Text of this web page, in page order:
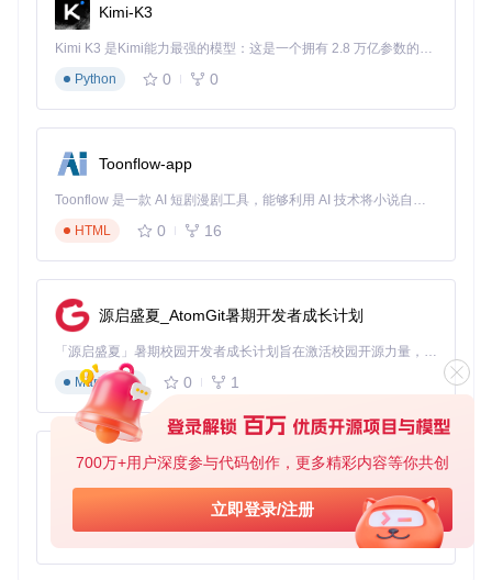
700万+用户深度参与代码创作，更多精彩内容等你共创
立即登录/注册
模块化设计确保了功能扩展的灵活性，特别是在支持新的更新
协议方面。该工具还采用增量扫描技术，首次扫描后仅检查变
化的应用状态，将后续扫描时间缩短60%，有效提升了长期使
用户常见问题解答
问：Latest如何处理不同来源应用的更新权限？
用，将引导用户到官方商店完成更新；第三方应用则通过其原
答：是的，用户可以在设置中为指定应用启用"忽略更新"选
项，系统将不再提示该应用的版本更新，同时保留在已安装应
用列表中以便后续管理。
问：如何在多台设备间同步更新设置？
答：Latest支持通过iCloud同步更新偏好设置，用户只需在所
有设备上登录相同Apple ID，即可保持一致的更新管理策略，
特别适合多设备用户。
通过Latest，用户可以构建高效的macOS应用更新管理流程，
减少系统维护时间，同时确保软件始终处于安全、最新的状
态。其开源特性也为技术爱好者提供了自定义扩展的可能，进
一步增强了工具的实用性与适应性。
Kimi-K3
Kimi K3 是Kimi能力最强的模型：这是一个拥有 2.8 万亿参数的混合专家（MoE）模型，具备原生视觉理解能力，并支持 100 万 token 的上下文窗口。
Python
0 0
Toonflow-app
Toonflow 是一款 AI 短剧漫剧工具，能够利用 AI 技术将小说自动转化为剧本，并结合 AI 生成的图片和视频，实现高效的短剧创作。借助 Toonflow，可以轻松完成从文字到影像的全流程，让短剧制作变得更加智能与便捷。
HTML
0 16
源启盛夏_AtomGit暑期开发者成长计划
「源启盛夏」暑期校园开发者成长计划旨在激活校园开源力量，通过积分激励、认证扶持、资源倾斜等形式，引导高校组织和开发者完成「入驻 — 建项目 — 做贡献 — 获认证 — 得资源」的完整闭环。无论你是想带领社团入驻平台的组织者，还是希望用代码贡献证明自己的开发者，都能在这里找到属于你的成长路径。
Markdown
0 1
AionUi
免费、本地、开源的 24/7 全天候 Cowork 应用，以及适用于 Gemini CLI、Claude Code、Codex、OpenCode、Qwen Code、Goose CLI、Auggie 等的 OpenClaw | 🌟 喜欢就点star吧
TypeScript
0 6